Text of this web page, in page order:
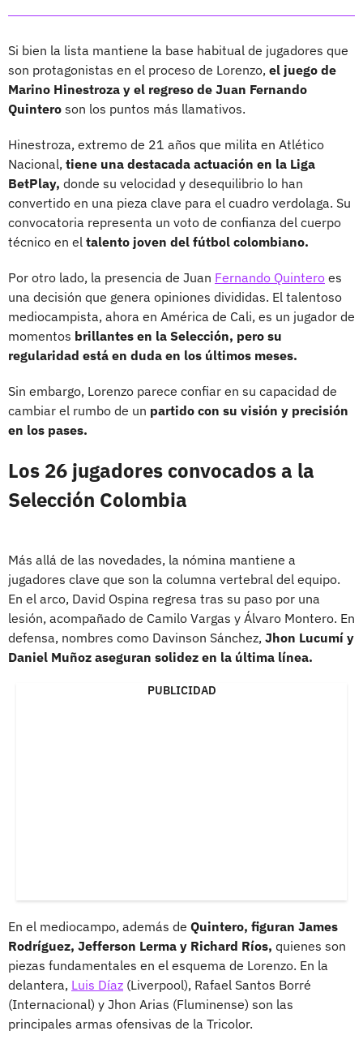
Si bien la lista mantiene la base habitual de jugadores que
son protagonistas en el proceso de Lorenzo, el juego de
Marino Hinestroza y el regreso de Juan Fernando
Quintero son los puntos más llamativos.
Hinestroza, extremo de 21 años que milita en Atlético
Nacional, tiene una destacada actuación en la Liga
BetPlay, donde su velocidad y desequilibrio lo han
convertido en una pieza clave para el cuadro verdolaga. Su
convocatoria representa un voto de confianza del cuerpo
técnico en el talento joven del fútbol colombiano.
Por otro lado, la presencia de Juan Fernando Quintero es
una decisión que genera opiniones divididas. El talentoso
mediocampista, ahora en América de Cali, es un jugador de
momentos brillantes en la Selección, pero su
regularidad está en duda en los últimos meses.
Sin embargo, Lorenzo parece confiar en su capacidad de
cambiar el rumbo de un partido con su visión y precisión
en los pases.
Los 26 jugadores convocados a la
Selección Colombia
Más allá de las novedades, la nómina mantiene a
jugadores clave que son la columna vertebral del equipo.
En el arco, David Ospina regresa tras su paso por una
lesión, acompañado de Camilo Vargas y Álvaro Montero. En
defensa, nombres como Davinson Sánchez, Jhon Lucumí y
Daniel Muñoz aseguran solidez en la última línea.
PUBLICIDAD
En el mediocampo, además de Quintero, figuran James
Rodríguez, Jefferson Lerma y Richard Ríos, quienes son
piezas fundamentales en el esquema de Lorenzo. En la
delantera, Luis Díaz (Liverpool), Rafael Santos Borré
(Internacional) y Jhon Arias (Fluminense) son las
principales armas ofensivas de la Tricolor.